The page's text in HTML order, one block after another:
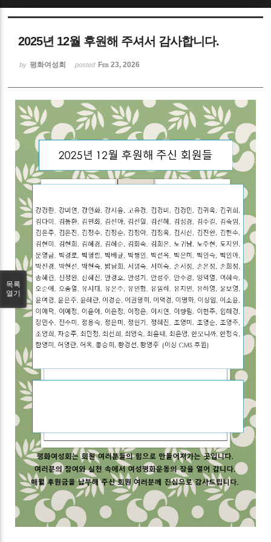
2025년 12월 후원해 주셔서 감사합니다.
by 평화여성회 posted Feb 23, 2026
목록
열기
Sketchbook5, 스케치북5
Sketchbook5, 스케치북5